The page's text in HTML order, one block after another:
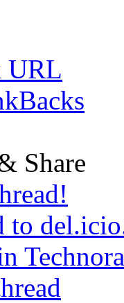
URL
Share
to